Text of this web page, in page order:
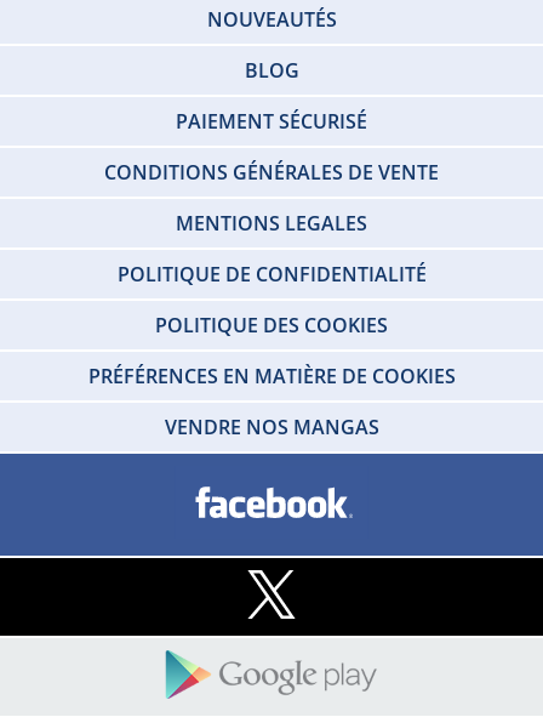
NOUVEAUTÉS
BLOG
PAIEMENT SÉCURISÉ
CONDITIONS GÉNÉRALES DE VENTE
MENTIONS LEGALES
POLITIQUE DE CONFIDENTIALITÉ
POLITIQUE DES COOKIES
PRÉFÉRENCES EN MATIÈRE DE COOKIES
VENDRE NOS MANGAS